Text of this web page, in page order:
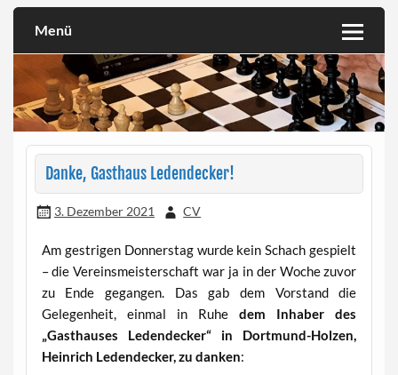
Menü
Danke, Gasthaus Ledendecker!
3. Dezember 2021 CV
Am gestrigen Donnerstag wurde kein Schach gespielt
– die Vereinsmeisterschaft war ja in der Woche zuvor
zu Ende gegangen. Das gab dem Vorstand die
Gelegenheit, einmal in Ruhedem Inhaber des
„Gasthauses Ledendecker“ in Dortmund-Holzen,
Heinrich Ledendecker, zu danken: